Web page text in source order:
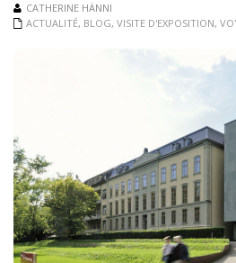
CATHERINE HÄNNI
ACTUALITÉ, BLOG, VISITE D'EXPOSITION,